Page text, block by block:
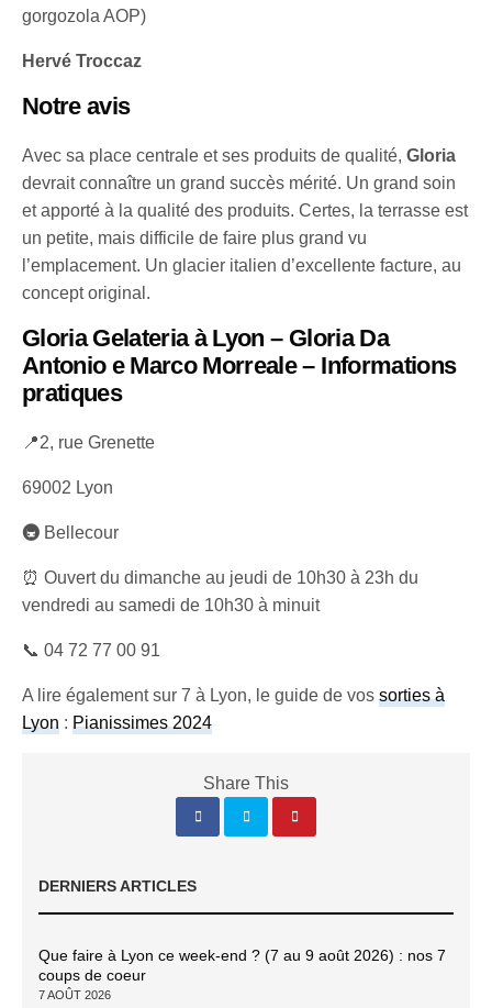
gorgozola AOP)
Hervé Troccaz
Notre avis
Avec sa place centrale et ses produits de qualité, Gloria
devrait connaître un grand succès mérité. Un grand soin
et apporté à la qualité des produits. Certes, la terrasse est
un petite, mais difficile de faire plus grand vu
l’emplacement. Un glacier italien d’excellente facture, au
concept original.
Gloria Gelateria à Lyon – Gloria Da
Antonio e Marco Morreale – Informations
pratiques
📍2, rue Grenette
69002 Lyon
🚇 Bellecour
⏰ Ouvert du dimanche au jeudi de 10h30 à 23h du
vendredi au samedi de 10h30 à minuit
📞 04 72 77 00 91
A lire également sur 7 à Lyon, le guide de vossorties à
Lyon :Pianissimes 2024
Share This
DERNIERS ARTICLES
Que faire à Lyon ce week-end ? (7 au 9 août 2026) : nos 7
coups de coeur
7 AOÛT 2026